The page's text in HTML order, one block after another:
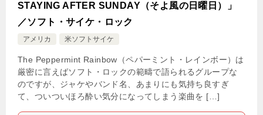
STAYING AFTER SUNDAY（そよ風の日曜日）」
／ソフト・サイケ・ロック
アメリカ 米ソフトサイケ
The Peppermint Rainbow（ペパーミント・レインボー）は
厳密に言えばソフト・ロックの範疇で語られるグループな
のですが、ジャケやバンド名、あまりにも気持ち良すぎ
て、ついついほろ酔い気分になってしまう楽曲を […]